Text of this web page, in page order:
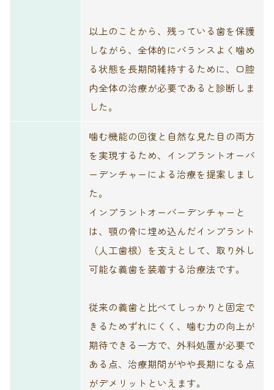
以上のことから、残っている歯を保護
しながら、全体的にバランスよく噛め
る状態を長期間維持するために、口腔
内全体の治療が必要であると診断しま
した。
噛む機能の回復と自然な見た目の両方
を実現するため、インプラントオーバ
ーデンチャーによる治療を提案しまし
た。
インプラントオーバーデンチャーと
は、顎の骨に埋め込んだインプラント
（人工歯根）を支えとして、取り外し
可能な義歯を装着する治療法です。
従来の義歯と比べてしっかりと固定で
きるためずれにくく、噛む力の向上が
期待できる一方で、外科処置が必要で
ある点、治療期間がやや長期になる点
がデメリットといえます。